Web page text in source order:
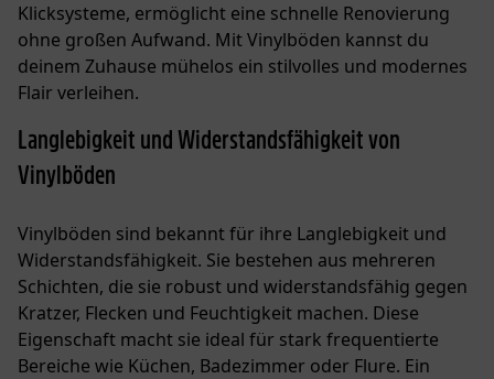
Klicksysteme, ermöglicht eine schnelle Renovierung
ohne großen Aufwand. Mit Vinylböden kannst du
deinem Zuhause mühelos ein stilvolles und modernes
Flair verleihen.
Langlebigkeit und Widerstandsfähigkeit von
Vinylböden
Vinylböden sind bekannt für ihre Langlebigkeit und
Widerstandsfähigkeit. Sie bestehen aus mehreren
Schichten, die sie robust und widerstandsfähig gegen
Kratzer, Flecken und Feuchtigkeit machen. Diese
Eigenschaft macht sie ideal für stark frequentierte
Bereiche wie Küchen, Badezimmer oder Flure. Ein